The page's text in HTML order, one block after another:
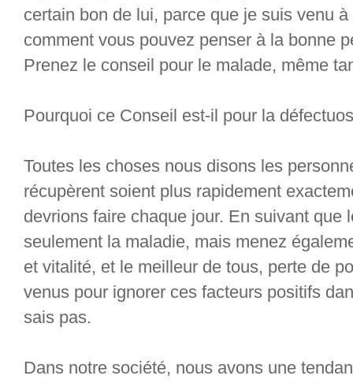
certain bon de lui, parce que je suis venu
comment vous pouvez penser à la bonne
Prenez le conseil pour le malade, même
Pourquoi ce Conseil est-il pour la
Toutes les choses nous disons les
récupèrent soient plus rapidement
devrions faire chaque jour. En suivant que
seulement la maladie, mais menez
et vitalité, et le meilleur de tous, perte de
venus pour ignorer ces facteurs positifs
sais pas.
Dans notre société, nous avons une